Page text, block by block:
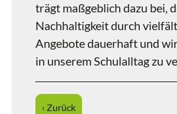
trägt maßgeblich dazu bei,
Nachhaltigkeit durch
Angebote dauerhaft und
in unserem Schulalltag zu
‹ Zurück